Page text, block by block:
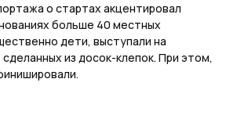
о стартах акцентировал
больше 40 местных
дети, выступали на
из досок-клепок. При этом,